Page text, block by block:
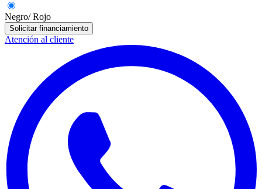
Negro/ Rojo
Solicitar financiamiento
Atención al cliente